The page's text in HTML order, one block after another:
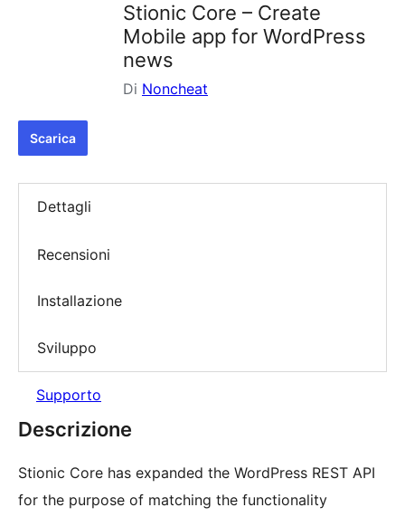
Stionic Core – Create
Mobile app for WordPress
news
Di Noncheat
Scarica
Dettagli
Recensioni
Installazione
Sviluppo
Supporto
Descrizione
Stionic Core has expanded the WordPress REST API
for the purpose of matching the functionality